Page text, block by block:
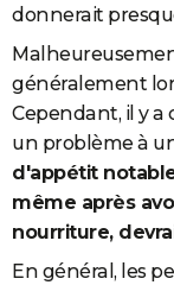
donnerait
généralement
Cependant, il y
un problème à
d'appétit
même après
nourriture,
En général, les